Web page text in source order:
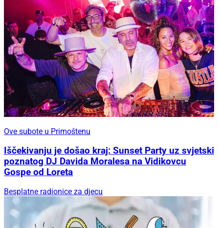
Ove subote u Primoštenu
Iščekivanju je došao kraj: Sunset Party uz svjetski
poznatog DJ Davida Moralesa na Vidikovcu
Gospe od Loreta
Besplatne radionice za djecu